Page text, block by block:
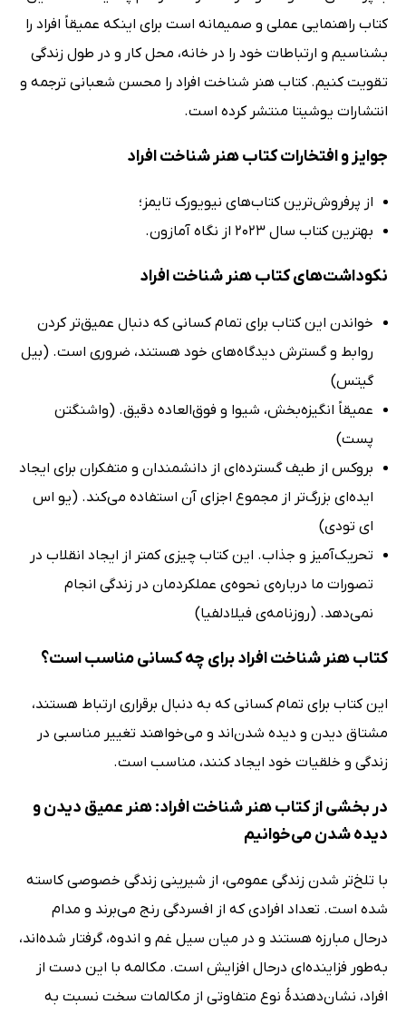
کتاب راهنمایی عملی و صمیمانه است برای اینکه عمیقاً افراد را
بشناسیم و ارتباطات خود را در خانه، محل کار و در طول زندگی
تقویت کنیم. کتاب هنر شناخت افراد را محسن شعبانی ترجمه و
انتشارات یوشیتا منتشر کرده است.
جوایز و افتخارات کتاب هنر شناخت افراد
از پرفروش‌ترین کتاب‌های نیویورک تایمز؛
بهترین کتاب سال 2023 از نگاه آمازون.
نکوداشت‌های کتاب هنر شناخت افراد
خواندن این کتاب برای تمام کسانی که دنبال عمیق‌تر کردن
روابط و گسترش دیدگاه‌های خود هستند، ضروری است. (بیل
گیتس)
عمیقاً انگیزه‌بخش، شیوا و فوق‌العاده دقیق. (واشنگتن
پست)
بروکس از طیف گسترده‌ای از دانشمندان و متفکران برای ایجاد
ایده‌‌ای بزرگ‌تر از مجموع اجزای آن استفاده می‌کند. (یو اس
ای تودی)
تحریک‌آمیز و جذاب. این کتاب چیزی کمتر از ایجاد انقلاب در
تصورات ما درباره‌ی نحوه‌ی عملکردمان در زندگی انجام
نمی‌دهد. (روزنامه‌ی فیلادلفیا)
کتاب هنر شناخت افراد برای چه کسانی مناسب است؟
این کتاب برای تمام کسانی که به دنبال برقراری ارتباط هستند،
مشتاق دیدن و دیده شدن‌اند و می‌خواهند تغییر مناسبی در
زندگی و خلقیات خود ایجاد کنند، مناسب است.
در بخشی از کتاب هنر شناخت افراد: هنر عمیق دیدن و
دیده شدن می‌خوانیم
با تلخ‌تر شدن زندگی عمومی، از شیرینی زندگی خصوصی کاسته
شده است. تعداد افرادی که از افسردگی رنج می‌برند و مدام
درحال مبارزه هستند و در میان سیل غم و اندوه، گرفتار ‌شده‌اند،
به‌طور فزاینده‌ای درحال افزایش است. مکالمه با این دست از
افراد، نشان‌دهندۀ نوع متفاوتی از مکالمات سخت نسبت به